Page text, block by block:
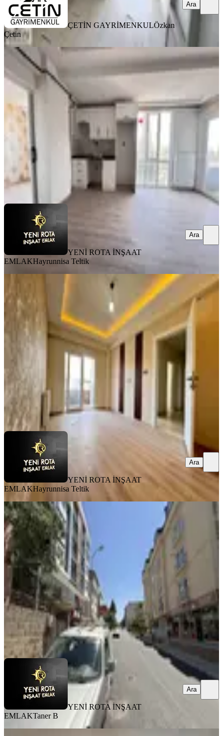
ÇETİN GAYRİMENKULÖzkan
Çetin
Ara
MANZARALI
Yeni Rota'dan Emniyet Müdürlüğü
Yanı Sıfır Lüx 2+0 Kiralık Daire
Dulkadiroğlu, Bahçeli Evler Mahallesi
2+0·80 m²·3. Kat 31.07.2026
18.500 ₺
YENİ ROTA İNŞAAT EMLAK
Ara
YENİ ROTA İNŞAAT
EMLAKHayrunnisa Teltik
Ara
Yeni Rota'dan Emniyet Müdürlüğü
Yanı Lüx 2+1 Kiralık Daire
Dulkadiroğlu, Bahçeli Evler Mahallesi
90 m²·3. Kat 31.07.2026
18.000 ₺19.500 ₺
YENİ ROTA İNŞAAT EMLAK
Ara
YENİ ROTA İNŞAAT
EMLAKHayrunnisa Teltik
Ara
MANZARALI
Yeni Rota'dan Egemenlik
Mahallesinde Kiralık 3+1 Müstakil Ev
Dulkadiroğlu, Egemenlik Mahallesi
3+1· 155 m² 31.07.2026
18.000 ₺
YENİ ROTA İNŞAAT EMLAKTaner B
Ara
YENİ ROTA İNŞAAT
EMLAKTaner B
Ara